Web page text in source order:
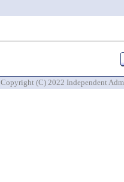
Copyright (C) 2022 Independent